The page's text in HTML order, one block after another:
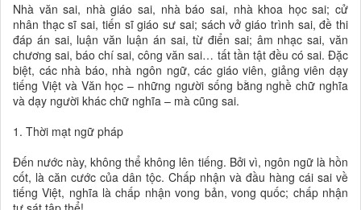
Nhà văn sai, nhà giáo sai, nhà báo sai, nhà khoa học sai; cử
nhân thạc sĩ sai, tiến sĩ giáo sư sai; sách vở giáo trình sai, đề thi
đáp án sai, luận văn luận án sai, từ điển sai; âm nhạc sai, văn
chương sai, báo chí sai, công văn sai… tất tần tật đều có sai. Đặc
biệt, các nhà báo, nhà ngôn ngữ, các giáo viên, giảng viên dạy
tiếng Việt và Văn học – những người sống bằng nghề chữ nghĩa
và dạy người khác chữ nghĩa – mà cũng sai.
1. Thời mạt ngữ pháp
Đến nước này, không thể không lên tiếng. Bởi vì, ngôn ngữ là hồn
cốt, là căn cước của dân tộc. Chấp nhận và đầu hàng cái sai về
tiếng Việt, nghĩa là chấp nhận vong bản, vong quốc; chấp nhận